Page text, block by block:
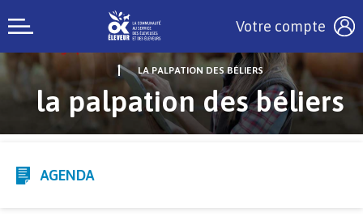
Votre compte
LA PALPATION DES BÉLIERS
la palpation des béliers
AGENDA